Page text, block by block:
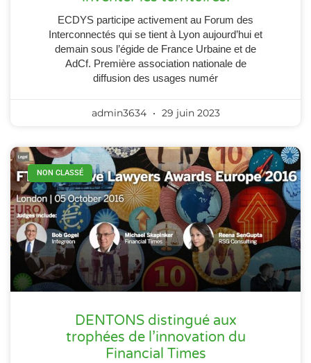
ECDYS participe activement au Forum des
Interconnectés qui se tient à Lyon aujourd’hui et
demain sous l’égide de France Urbaine et de
AdCf. Première association nationale de
diffusion des usages numér
admin3634 29 juin 2023
NON CLASSÉ
DENTONS distingué aux
trophées de l’innovation du
Financial Times